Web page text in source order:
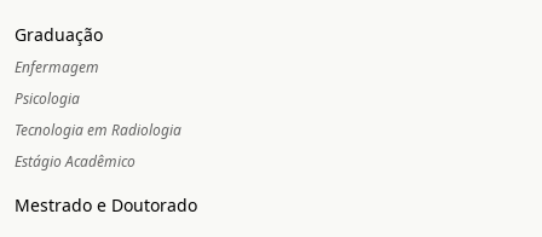
Graduação
Enfermagem
Psicologia
Tecnologia em Radiologia
Estágio Acadêmico
Mestrado e Doutorado